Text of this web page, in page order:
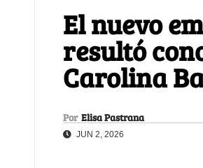
El nuevo
resultó
Carolina
Por Elisa Pastrana
JUN 2, 2026